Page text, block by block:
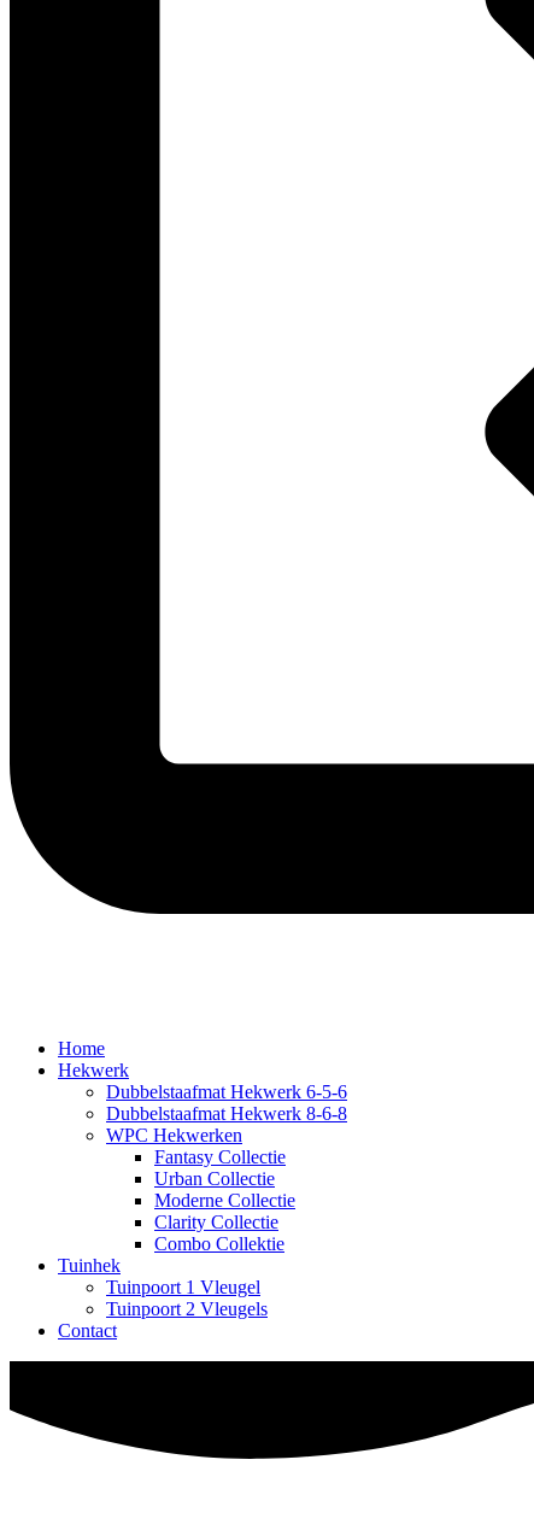
Home
Hekwerk
Dubbelstaafmat Hekwerk 6-5-6
Dubbelstaafmat Hekwerk 8-6-8
WPC Hekwerken
Fantasy Collectie
Urban Collectie
Moderne Collectie
Clarity Collectie
Combo Collektie
Tuinhek
Tuinpoort 1 Vleugel
Tuinpoort 2 Vleugels
Contact